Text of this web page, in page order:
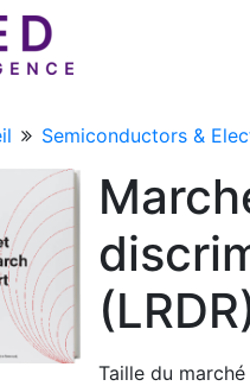
Semiconductors &
Taille du